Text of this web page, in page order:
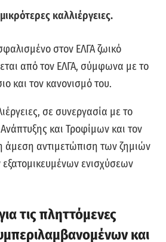
καλλιέργειες.
στον ΕΛΓΑ ζωικό
από τον ΕΛΓΑ, σύμφωνα με το
και τον κανονισμό του.
σε συνεργασία με το
και Τροφίμων και τον
άμεση αντιμετώπιση των ζημιών
ενισχύσεων
τις πληττόμενες
και